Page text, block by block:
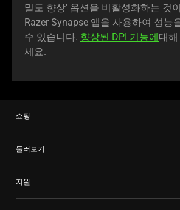
밀도 향상' 옵션을 비활성화하는 것
Razer Synapse 앱을 사용하여 성능
수 있습니다. 향상된 DPI 기능에대
세요.
쇼핑
둘러보기
지원